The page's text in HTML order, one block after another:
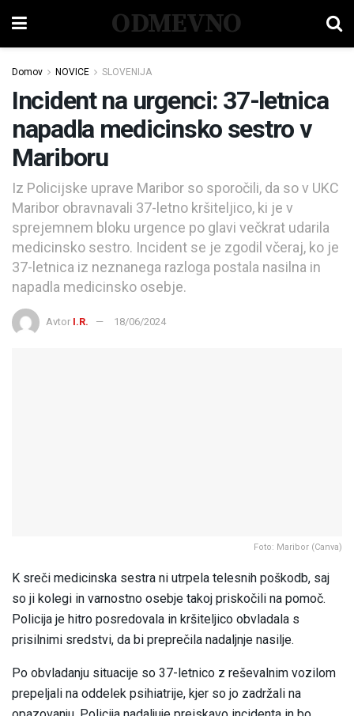
ODMEVNO
Domov NOVICE SLOVENIJA
Incident na urgenci: 37-letnica
napadla medicinsko sestro v
Mariboru
Iz Policijske uprave Maribor so sporočili, da so v UKC
Maribor obravnavali 37-letno kršiteljico, ki je v
sprejemnem bloku urgence po glavi večkrat udarila
medicinsko sestro. Incident se je zgodil včeraj, ko je
37-letnica iz neznanega razloga postala nasilna in
napadla medicinsko osebje.
Avtor I.R. 18/06/2024
Foto: Maribor (Canva)
K sreči medicinska sestra ni utrpela telesnih poškodb, saj
so ji kolegi in varnostno osebje takoj priskočili na pomoč.
Policija je hitro posredovala in kršiteljico obvladala s
prisilnimi sredstvi, da bi preprečila nadaljnje nasilje.
Po obvladanju situacije so 37-letnico z reševalnim vozilom
prepeljali na oddelek psihiatrije, kjer so jo zadržali na